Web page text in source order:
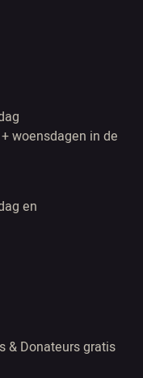
woensdagen in de
en
& Donateurs gratis